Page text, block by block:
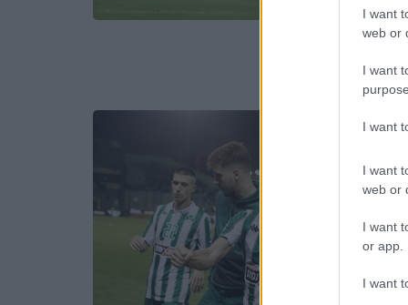
I want
web or
I want
I want
I want
web or
I want
or app.
I want